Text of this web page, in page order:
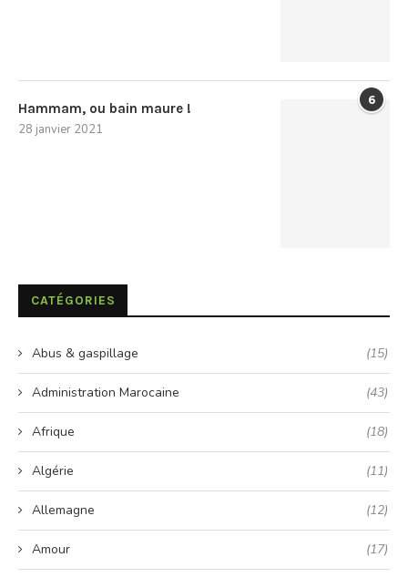
6
Hammam, ou bain maure !
28 janvier 2021
CATÉGORIES
Abus & gaspillage (15)
Administration Marocaine (43)
Afrique (18)
Algérie (11)
Allemagne (12)
Amour (17)